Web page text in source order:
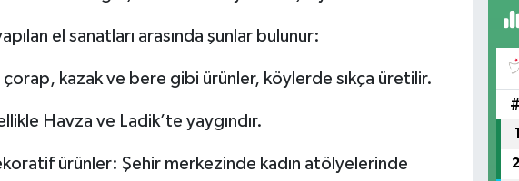
el sanatları arasında şunlar bulunur:
kazak ve bere gibi ürünler, köylerde sıkça üretilir.
Havza ve Ladik’te yaygındır.
ürünler: Şehir merkezinde kadın atölyelerinde
#
1
2